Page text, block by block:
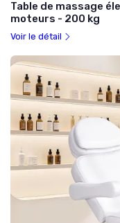
Table de massage
moteurs - 200 kg
Voir le détail